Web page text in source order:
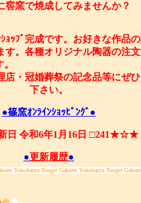
窖窯で焼成してみませんか？
ｮｯﾌﾟ完成です。お好きな作品
す。各種オリジナル陶器の注
承ります
店・冠婚葬祭の記念品等にぜ
下さい。
●篠窯ｵﾝﾗｲﾝｼｮｯﾋﾟﾝｸﾞ●
令和6年1月16日 □241★☆★
●更新履歴●
Yokohama Tougei Gakuen Yokohama Tougei